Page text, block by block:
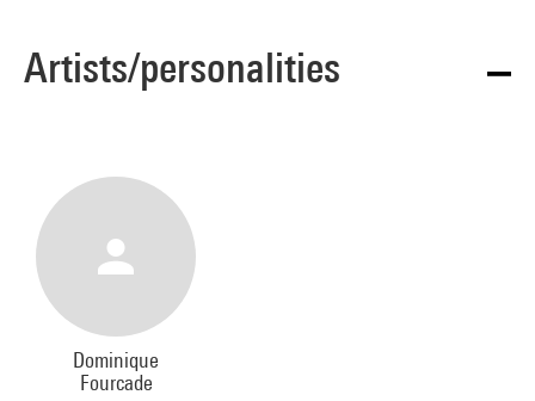
Artists/personalities
Dominique
Fourcade